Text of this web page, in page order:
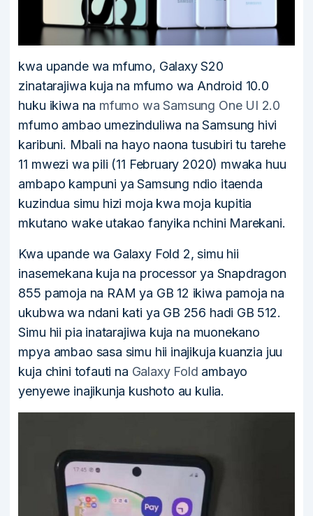
kwa upande wa mfumo, Galaxy S20
zinatarajiwa kuja na mfumo wa Android 10.0
huku ikiwa na mfumo wa Samsung One UI 2.0
mfumo ambao umezinduliwa na Samsung hivi
karibuni. Mbali na hayo naona tusubiri tu tarehe
11 mwezi wa pili (11 February 2020) mwaka huu
ambapo kampuni ya Samsung ndio itaenda
kuzindua simu hizi moja kwa moja kupitia
mkutano wake utakao fanyika nchini Marekani.
Kwa upande wa Galaxy Fold 2, simu hii
inasemekana kuja na processor ya Snapdragon
855 pamoja na RAM ya GB 12 ikiwa pamoja na
ukubwa wa ndani kati ya GB 256 hadi GB 512.
Simu hii pia inatarajiwa kuja na muonekano
mpya ambao sasa simu hii inajikuja kuanzia juu
kuja chini tofauti na Galaxy Fold ambayo
yenyewe inajikunja kushoto au kulia.